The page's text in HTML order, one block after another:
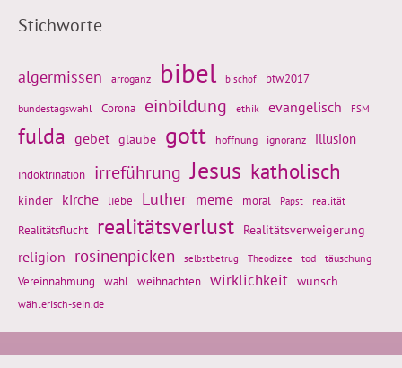
Stichworte
algermissen arroganz bibel bischof btw2017
bundestagswahl Corona einbildung ethik evangelisch FSM
fulda gebet glaube gott hoffnung ignoranz illusion
indoktrination irreführung Jesus katholisch
kinder kirche liebe Luther meme moral Papst realität
Realitätsflucht realitätsverlust Realitätsverweigerung
religion rosinenpicken selbstbetrug Theodizee tod täuschung
Vereinnahmung wahl weihnachten wirklichkeit wunsch
wählerisch-sein.de